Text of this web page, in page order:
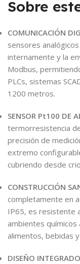
Sobre
COMUNICACIÓN
sensores
internamente y la
Modbus,
PLCs, sistemas
1200 metros.
SENSOR Pt100 DE
termorresistencia
precisión de
extremo
cubriendo desde
CONSTRUCCIÓN
completamente en
IP65, es resistente
ambientes
alimentos, bebidas
DISEÑO